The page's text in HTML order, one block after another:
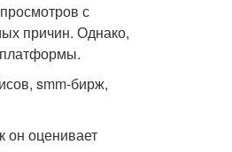
с
причин. Однако,
платформы.
smm-бирж,
он оценивает